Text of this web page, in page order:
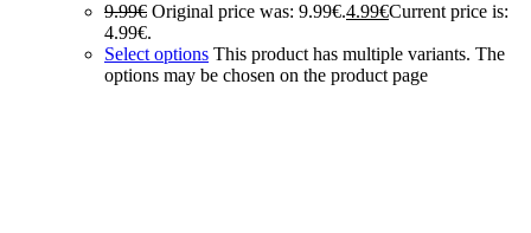
9.99€ Original price was: 9.99€.4.99€Current price is:
4.99€.
Select options This product has multiple variants. The
options may be chosen on the product page